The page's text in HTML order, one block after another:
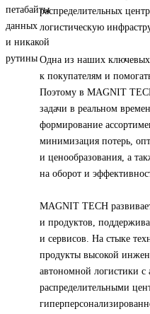
распределительных
логистическую
Одна из наших ключевых
к покупателям и
Поэтому в MAGNIT
задачи в реальном
формирование
минимизация потерь,
и ценообразования, а
на оборот и
MAGNIT TECH
и продуктов,
и сервисов. На стыке
продукты высокой
автономной логистики
распределительными